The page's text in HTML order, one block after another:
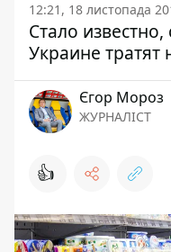
12:21, 18 листопада
Стало
Украине тратят
Єгор Мороз
ЖУРНАЛІСТ
👍